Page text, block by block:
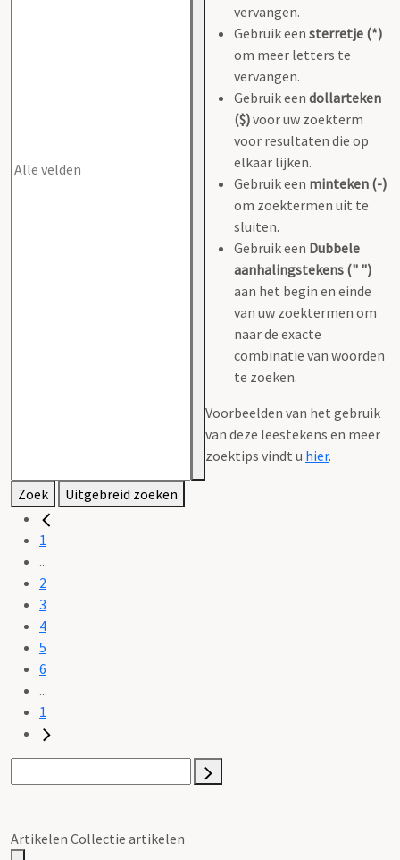
vervangen.
Gebruik een sterretje (*)
om meer letters te
vervangen.
Gebruik een dollarteken
($)voor uw zoekterm
voor resultaten die op
elkaar lijken.
Gebruik een minteken (-)
om zoektermen uit te
sluiten.
Gebruik een Dubbele
aanhalingstekens (" ")
aan het begin en einde
van uw zoektermen om
naar de exacte
combinatie van woorden
te zoeken.
Voorbeelden van het gebruik
van deze leestekens en meer
zoektips vindt u hier.
Zoek Uitgebreid zoeken
1
...
2
3
4
5
6
...
1
Artikelen Collectie artikelen